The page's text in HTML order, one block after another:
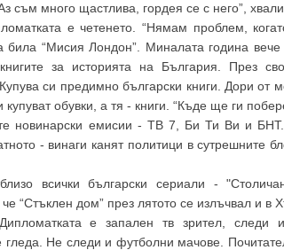
съм много щастлива, гордея се с него”, хвали
е четенето. “Нямам проблем,
била “Мисия Лондон”. Миналата година
за историята на България. През
си предимно български книги. Дори
купуват обувки, а тя - книги. “Къде ще ги
новинарски емисии - ТВ 7, Би Ти Ви и
- винаги канят политици в сутрешните
всички български сериали -
“Стъклен дом” през лятото се излъчвал и в
е запален тв зрител,
гледа. Не следи и футболни мачове.